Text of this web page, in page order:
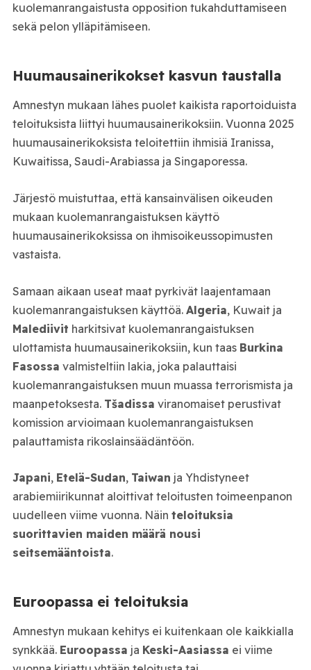
kuolemanrangaistusta opposition tukahduttamiseen
sekä pelon ylläpitämiseen.
Huumausainerikokset kasvun taustalla
Amnestyn mukaan lähes puolet kaikista raportoiduista
teloituksista liittyi huumausainerikoksiin. Vuonna 2025
huumausainerikoksista teloitettiin ihmisiä Iranissa,
Kuwaitissa, Saudi-Arabiassa ja Singaporessa.
Järjestö muistuttaa, että kansainvälisen oikeuden
mukaan kuolemanrangaistuksen käyttö
huumausainerikoksissa on ihmisoikeussopimusten
vastaista.
Samaan aikaan useat maat pyrkivät laajentamaan
kuolemanrangaistuksen käyttöä. Algeria, Kuwait ja
Malediivit harkitsivat kuolemanrangaistuksen
ulottamista huumausainerikoksiin, kun taas Burkina
Fasossa valmisteltiin lakia, joka palauttaisi
kuolemanrangaistuksen muun muassa terrorismista ja
maanpetoksesta. Tšadissa viranomaiset perustivat
komission arvioimaan kuolemanrangaistuksen
palauttamista rikoslainsäädäntöön.
Japani, Etelä-Sudan, Taiwan ja Yhdistyneet
arabiemiirikunnat aloittivat teloitusten toimeenpanon
uudelleen viime vuonna. Näin teloituksia
suorittavien maiden määrä nousi
seitsemääntoista.
Euroopassa ei teloituksia
Amnestyn mukaan kehitys ei kuitenkaan ole kaikkialla
synkkää. Euroopassa ja Keski-Aasiassa ei viime